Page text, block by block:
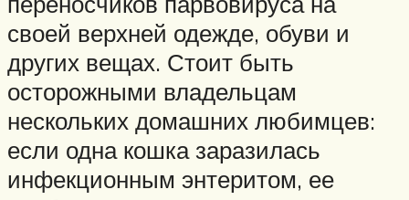
своей верхней одежде, обуви и
других вещах. Стоит быть
осторожными владельцам
нескольких домашних любимцев:
если одна кошка заразилась
инфекционным энтеритом, ее